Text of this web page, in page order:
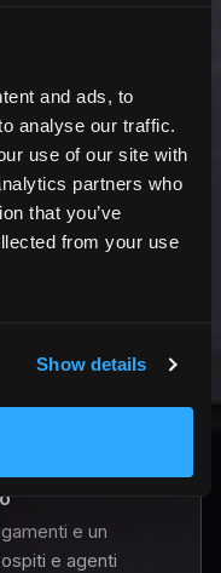
and ads, to
analyse our traffic.
use of our site with
partners who
that you’ve
from your use
Show details
diretta
condizioni e
del contenuto.
gestiti.
e
e un
e agenti